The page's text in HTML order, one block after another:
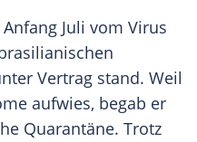
Juli vom Virus
Vertrag stand. Weil
aufwies, begab er
Quarantäne. Trotz